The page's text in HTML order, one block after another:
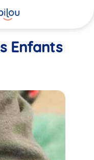
Enfants